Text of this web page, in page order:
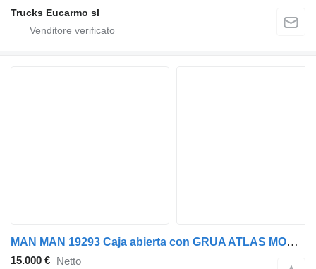
Trucks Eucarmo sl
MAN MAN 19293 Caja abierta con GRUA ATLAS MOD. 165
15.000 € Netto